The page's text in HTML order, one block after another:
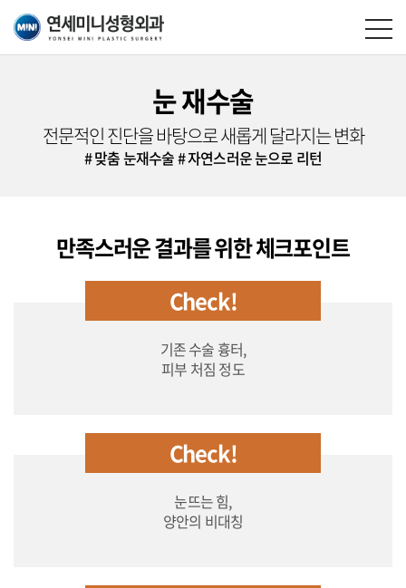
눈 재수술
전문적인 진단을 바탕으로 새롭게 달라지는 변화
# 맞춤 눈재수술# 자연스러운 눈으로 리턴
만족스러운 결과를 위한 체크포인트
Check!
기존 수술 흉터,
피부 처짐 정도
Check!
눈뜨는 힘,
양안의 비대칭